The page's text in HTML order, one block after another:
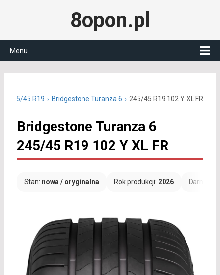
8opon.pl
Menu
245/45 R19 Bridgestone Turanza 6 245/45 R19 102 Y XL FR
Bridgestone Turanza 6
245/45 R19 102 Y XL FR
Stan: nowa / oryginalna Rok produkcji: 2026